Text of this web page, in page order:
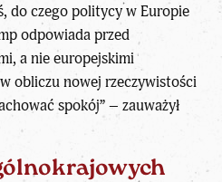
do czego politycy w Europie
odpowiada przed
a nie europejskimi
obliczu nowej rzeczywistości
spokój” – zauważył